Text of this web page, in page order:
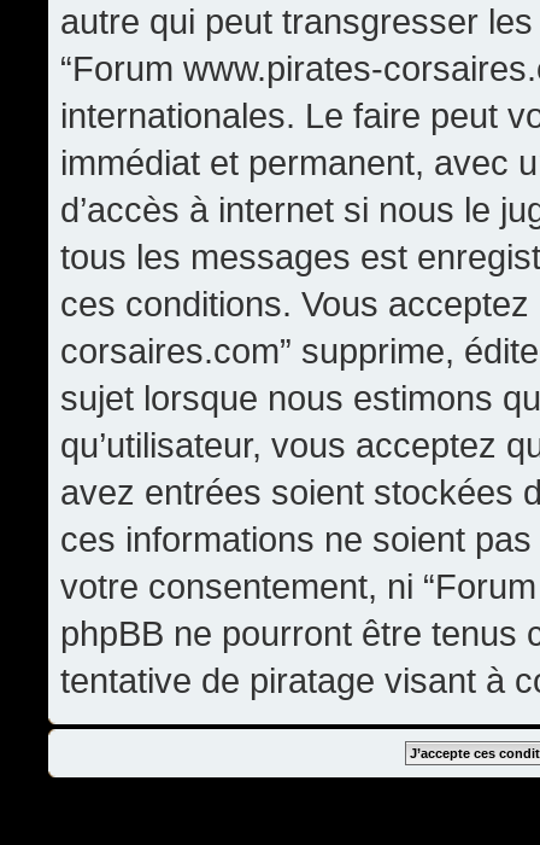
autre qui peut transgresser
“Forum www.pirates-
internationales. Le faire peut
immédiat et permanent, avec
d’accès à internet si nous le
tous les messages est
ces conditions. Vous
corsaires.com” supprime,
sujet lorsque nous estimons
qu’utilisateur, vous acceptez
avez entrées soient stockées
ces informations ne soient
votre consentement, ni
phpBB ne pourront être tenus
tentative de piratage visant à